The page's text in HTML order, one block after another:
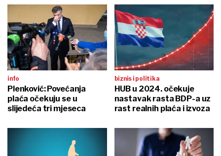
info
Plenković: Povećanja
plaća očekuju se u
slijedeća tri mjeseca
biznis i politika
HUB u 2024. očekuje
nastavak rasta BDP-a uz
rast realnih plaća i izvoza